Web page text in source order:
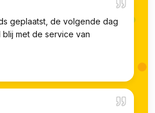
geplaatst, de volgende dag
blij met de service van